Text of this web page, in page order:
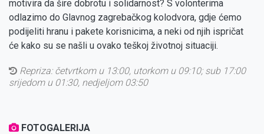
motivira da šire dobrotu i solidarnost? S volonterima
odlazimo do Glavnog zagrebačkog kolodvora, gdje ćemo
podijeliti hranu i pakete korisnicima, a neki od njih ispričat
će kako su se našli u ovako teškoj životnoj situaciji.
Repriza: četvrtkom u 13:00, utorkom u 09:10; sub 17:00
srijedom u 01:30, nedjeljom 03:50
FOTOGALERIJA